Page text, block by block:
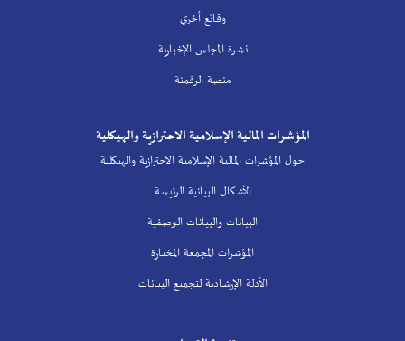
وقائع أخري
نشرة المجلس الإخبارية
منصة الرقمنة
المؤشرات المالية الإسلامية الاحترازية والهيكلية
حول المؤشرات المالية الإسلامية الاحترازية والهيكلية
الأشكال البيانية الرئيسة
البيانات والبيانات الوصفية
المؤشرات المجمعة المختارة
الأدلة الإرشادية لتجميع البيانات